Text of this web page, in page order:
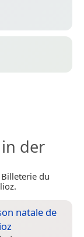
der
du
natale de